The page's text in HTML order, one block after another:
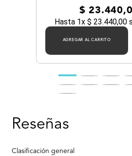
$ 23.440,
Hasta 1x $ 23.440,00
AGREGAR AL CARRITO